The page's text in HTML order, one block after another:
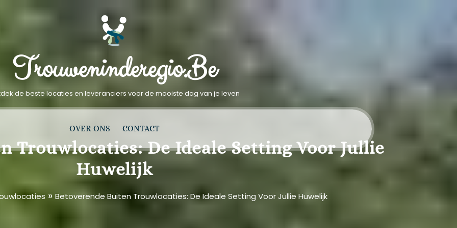
Trouweninderegio.be
de beste locaties en leveranciers voor de mooiste dag van je leven
OVER ONS CONTACT
Trouwlocaties: De Ideale Setting Voor Jullie
Huwelijk
» Betoverende Buiten Trouwlocaties: De Ideale Setting Voor Jullie Huwelijk